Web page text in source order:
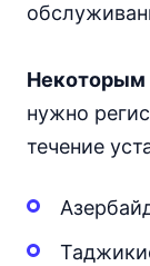
Некоторым
нужно
течение